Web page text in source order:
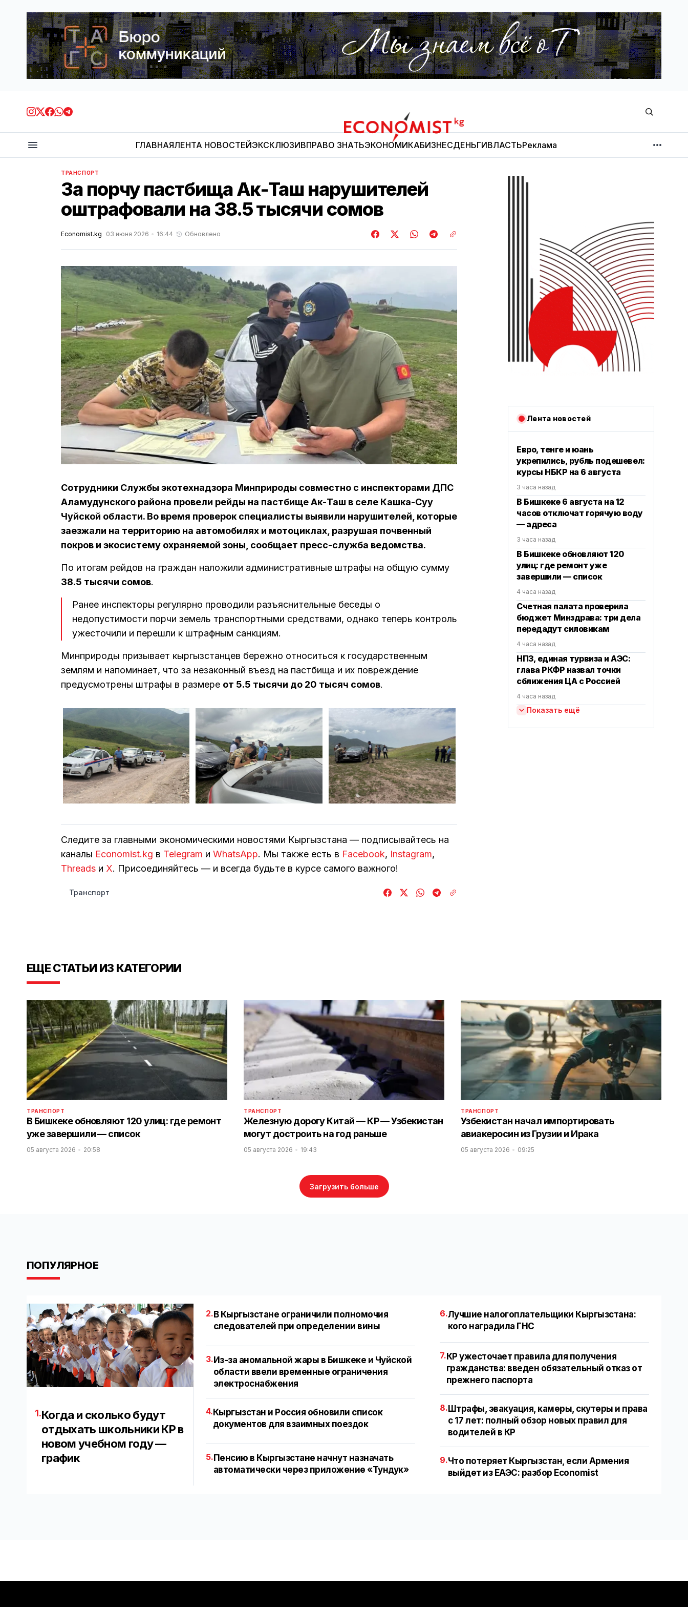
Economist.kg
ГЛАВНАЯЛЕНТА НОВОСТЕЙЭКСКЛЮЗИВПРАВО ЗНАТЬЭКОНОМИКАБИЗНЕСДЕНЬГИВЛАСТЬРеклама
МНЕНИЕ
ТРАНСПОРТ
За порчу пастбища Ак-Таш нарушителей
оштрафовали на 38.5 тысячи сомов
Economist.kg 03 июня 2026 16:44 Обновлено
Сотрудники Службы экотехнадзора Минприроды совместно с инспекторами ДПС
Аламудунского района провели рейды на пастбище Ак-Таш в селе Кашка-Суу
Чуйской области. Во время проверок специалисты выявили нарушителей, которые
заезжали на территорию на автомобилях и мотоциклах, разрушая почвенный
покров и экосистему охраняемой зоны, сообщает пресс-служба ведомства.
По итогам рейдов на граждан наложили административные штрафы на общую сумму
38.5 тысячи сомов.
Ранее инспекторы регулярно проводили разъяснительные беседы о
недопустимости порчи земель транспортными средствами, однако теперь контроль
ужесточили и перешли к штрафным санкциям.
Минприроды призывает кыргызстанцев бережно относиться к государственным
землям и напоминает, что за незаконный въезд на пастбища и их повреждение
предусмотрены штрафы в размере от 5.5 тысячи до 20 тысяч сомов.
Следите за главными экономическими новостями Кыргызстана — подписывайтесь на
каналы Economist.kg в Telegram и WhatsApp. Мы также есть в Facebook, Instagram,
Threads и Х. Присоединяйтесь — и всегда будьте в курсе самого важного!
Транспорт
Лента новостей
Евро, тенге и юань
укрепились, рубль подешевел:
курсы НБКР на 6 августа
3 часа назад
В Бишкеке 6 августа на 12
часов отключат горячую воду
— адреса
3 часа назад
В Бишкеке обновляют 120
улиц: где ремонт уже
завершили — список
4 часа назад
Счетная палата проверила
бюджет Минздрава: три дела
передадут силовикам
4 часа назад
НПЗ, единая турвиза и АЭС:
глава РКФР назвал точки
сближения ЦА с Россией
4 часа назад
Показать ещё
ЕЩЕ СТАТЬИ ИЗ КАТЕГОРИИ
ТРАНСПОРТ
В Бишкеке обновляют 120 улиц: где ремонт
уже завершили — список
05 августа 2026 20:58
ТРАНСПОРТ
Железную дорогу Китай — КР — Узбекистан
могут достроить на год раньше
05 августа 2026 19:43
ТРАНСПОРТ
Узбекистан начал импортировать
авиакеросин из Грузии и Ирака
05 августа 2026 09:25
Загрузить больше
ПОПУЛЯРНОЕ
1.Когда и сколько будут
отдыхать школьники КР в
новом учебном году —
график
2. В Кыргызстане ограничили полномочия
следователей при определении вины
3.Из-за аномальной жары в Бишкеке и Чуйской
области ввели временные ограничения
электроснабжения
4.Кыргызстан и Россия обновили список
документов для взаимных поездок
5.Пенсию в Кыргызстане начнут назначать
автоматически через приложение «Тундук»
6.Лучшие налогоплательщики Кыргызстана:
кого наградила ГНС
7. КР ужесточает правила для получения
гражданства: введен обязательный отказ от
прежнего паспорта
8. Штрафы, эвакуация, камеры, скутеры и права
с 17 лет: полный обзор новых правил для
водителей в КР
9.Что потеряет Кыргызстан, если Армения
выйдет из ЕАЭС: разбор Economist